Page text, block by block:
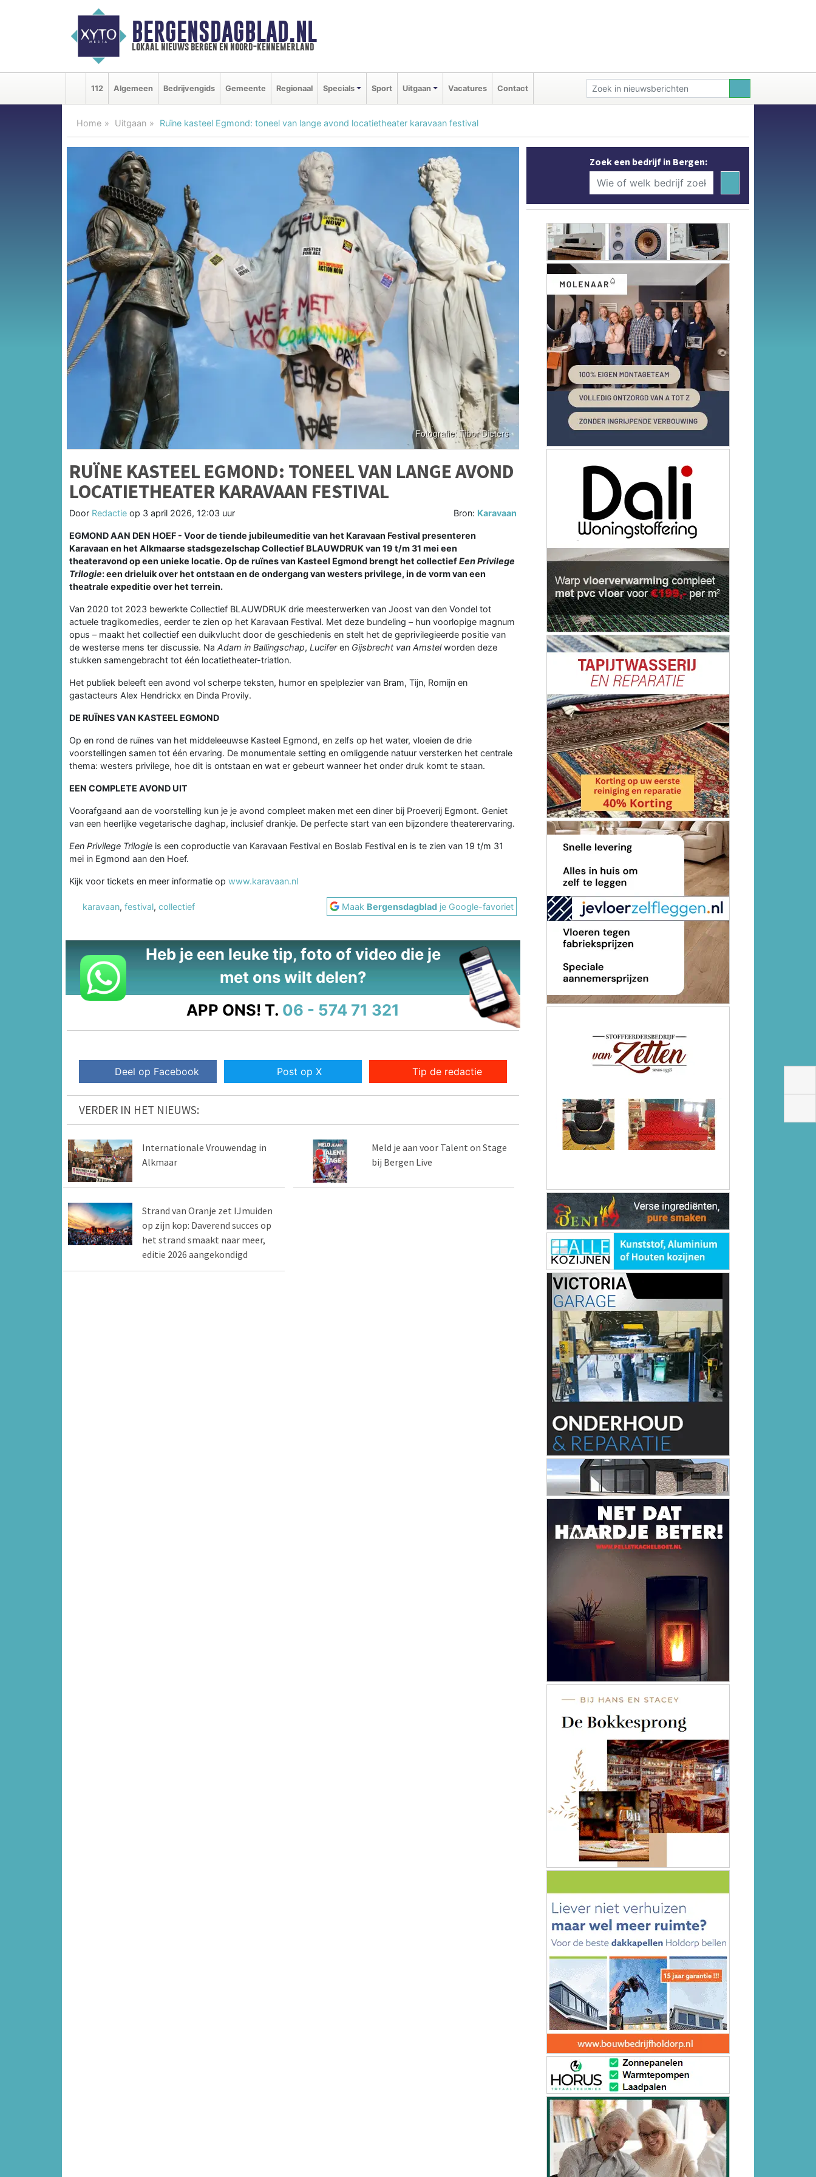
BERGENSDAGBLAD.NL
lokaal nieuws bergen en noord-kennemerland
112 Algemeen Bedrijvengids Gemeente Regionaal Specials Sport Uitgaan Vacatures Contact
Home Uitgaan Ruïne kasteel Egmond: toneel van lange avond locatietheater karavaan festival
RUÏNE KASTEEL EGMOND: TONEEL VAN LANGE AVOND
LOCATIETHEATER KARAVAAN FESTIVAL
Door Redactie op 3 april 2026, 12:03 uur Bron: Karavaan
EGMOND AAN DEN HOEF - Voor de tiende jubileumeditie van het Karavaan Festival presenteren
Karavaan en het Alkmaarse stadsgezelschap Collectief BLAUWDRUK van 19 t/m 31 mei een
theateravond op een unieke locatie. Op de ruïnes van Kasteel Egmond brengt het collectiefEen Privilege
Trilogie: een drieluik over het ontstaan en de ondergang van westers privilege, in de vorm van een
theatrale expeditie over het terrein.
Van 2020 tot 2023 bewerkte Collectief BLAUWDRUK drie meesterwerken van Joost van den Vondel tot
actuele tragikomedies, eerder te zien op het Karavaan Festival. Met deze bundeling – hun voorlopige magnum
opus – maakt het collectief een duikvlucht door de geschiedenis en stelt het de geprivilegieerde positie van
de westerse mens ter discussie. Na Adam in Ballingschap, Luciferen Gijsbrecht van Amstelworden deze
stukken samengebracht tot één locatietheater-triatlon.
Het publiek beleeft een avond vol scherpe teksten, humor en spelplezier van Bram, Tijn, Romijn en
gastacteurs Alex Hendrickx en Dinda Provily.
DE RUÏNES VAN KASTEEL EGMOND
Op en rond de ruïnes van het middeleeuwse Kasteel Egmond, en zelfs op het water, vloeien de drie
voorstellingen samen tot één ervaring. De monumentale setting en omliggende natuur versterken het centrale
thema: westers privilege, hoe dit is ontstaan en wat er gebeurt wanneer het onder druk komt te staan.
EEN COMPLETE AVOND UIT
Voorafgaand aan de voorstelling kun je je avond compleet maken met een diner bij Proeverij Egmont. Geniet
van een heerlijke vegetarische daghap, inclusief drankje. De perfecte start van een bijzondere theaterervaring.
Een Privilege Trilogie is een coproductie van Karavaan Festival en Boslab Festival en is te zien van 19 t/m 31
mei in Egmond aan den Hoef.
Kijk voor tickets en meer informatie op www.karavaan.nl
karavaan, festival, collectief Maak Bergensdagblad je Google-favoriet
Heb je een leuke tip, foto of video die je
met ons wilt delen?
APP ONS! T. 06 - 574 71 321
Deel op Facebook Post op X Tip de redactie
VERDER IN HET NIEUWS:
Internationale Vrouwendag in
Alkmaar
Meld je aan voor Talent on Stage
bij Bergen Live
Strand van Oranje zet IJmuiden
op zijn kop: Daverend succes op
het strand smaakt naar meer,
editie 2026 aangekondigd
Zoek een bedrijf in Bergen: